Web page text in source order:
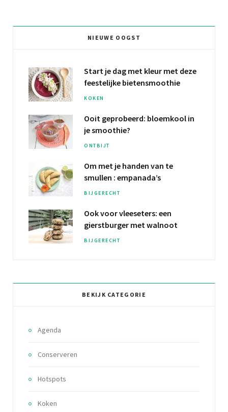
NIEUWE OOGST
Start je dag met kleur met deze
feestelijke bietensmoothie
KOKEN
Ooit geprobeerd: bloemkool in
je smoothie?
ONTBIJT
Om met je handen van te
smullen : empanada’s
BIJGERECHT
Ook voor vleeseters: een
gierstburger met walnoot
BIJGERECHT
BEKIJK CATEGORIE
Agenda
Conserveren
Hotspots
Koken